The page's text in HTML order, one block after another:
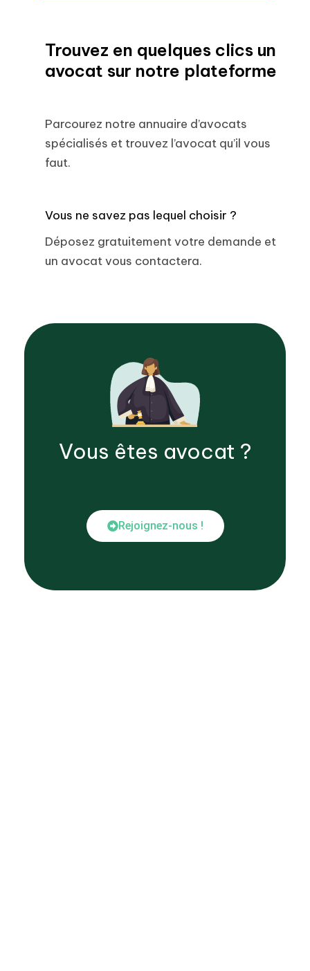
Trouvez en quelques clics un
avocat sur notre plateforme
Parcourez notre annuaire d’avocats
spécialisés et trouvez l’avocat qu’il vous
faut.
Vous ne savez pas lequel choisir ?
Déposez gratuitement votre demande et
un avocat vous contactera.
Vous êtes avocat ?
Rejoignez-nous !